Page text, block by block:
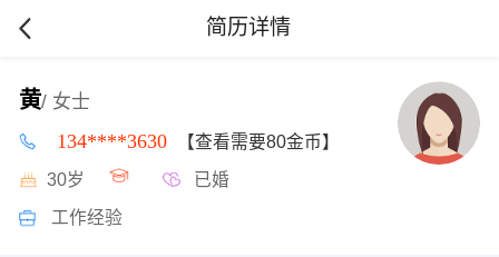
简历详情
黄/ 女士
134****3630 【查看需要80金币】
30岁 已婚
工作经验